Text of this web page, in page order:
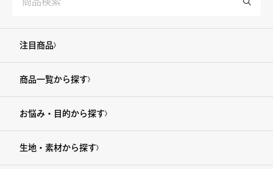
注目商品
商品一覧から探す
お悩み・目的から探す
生地・素材から探す